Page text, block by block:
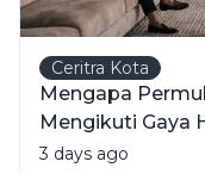
Ceritra Kota
Mengapa
Mengikuti Gaya
3 days ago